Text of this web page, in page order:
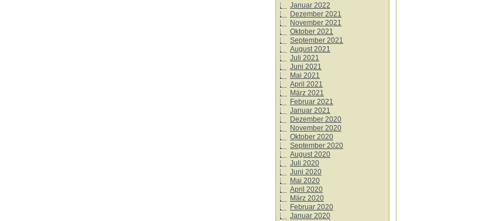
Januar 2022
Dezember 2021
November 2021
Oktober 2021
September 2021
August 2021
Juli 2021
Juni 2021
Mai 2021
April 2021
März 2021
Februar 2021
Januar 2021
Dezember 2020
November 2020
Oktober 2020
September 2020
August 2020
Juli 2020
Juni 2020
Mai 2020
April 2020
März 2020
Februar 2020
Januar 2020